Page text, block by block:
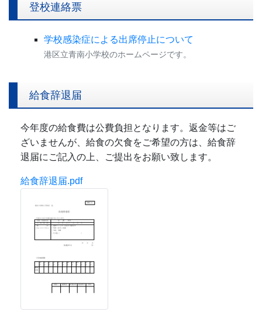
登校連絡票
学校感染症による出席停止について
港区立青南小学校のホームページです。
給食辞退届
今年度の給食費は公費負担となります。返金等はご
ざいませんが、給食の欠食をご希望の方は、給食辞
退届にご記入の上、ご提出をお願い致します。
給食辞退届.pdf